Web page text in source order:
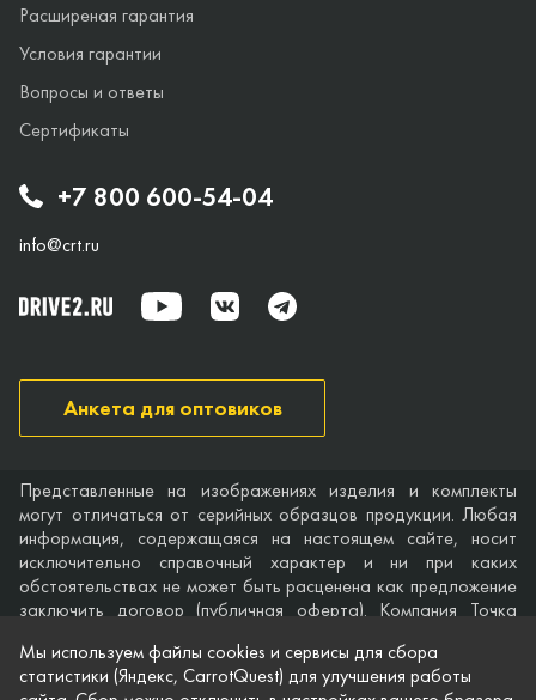
+7 800 600-54-04
info@crt.ru
Расширеная гарантия
Условия гарантии
Вопросы и ответы
Сертификаты
Анкета для оптовиков
Представленные на изображениях изделия и комплекты
могут отличаться от серийных образцов продукции. Любая
информация, содержащаяся на настоящем сайте, носит
исключительно справочный характер и ни при каких
обстоятельствах не может быть расценена как предложение
заключить договор (публичная оферта). Компания Точка
точности и полноты информации на веб-сайте, а также по
поводу беспрепятственного доступа к нему в любое время.
Мы используем файлы cookies и сервисы для сбора
статистики (Яндекс, CarrotQuest) для улучшения работы